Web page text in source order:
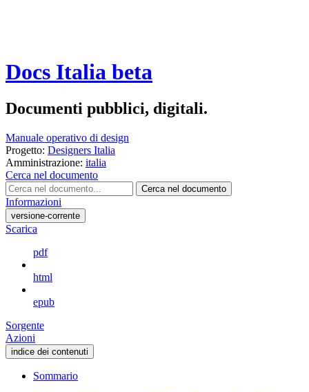
Docs Italia beta
Documenti pubblici, digitali.
Manuale operativo di design
Progetto: Designers Italia
Amministrazione: italia
Cerca nel documento
Cerca nel documento
Informazioni
versione-corrente
Scarica
pdf
html
epub
Sorgente
Azioni
indice dei contenuti
Sommario